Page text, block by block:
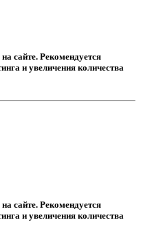
сайте. Рекомендуется
и увеличения количества
сайте. Рекомендуется
и увеличения количества